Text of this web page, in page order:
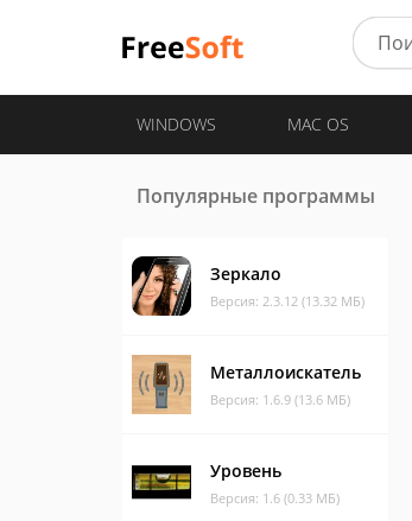
WINDOWS MAC OS
Популярные программы
Зеркало
Версия: 2.3.12 (13.32 МБ)
Металлоискатель
Версия: 1.6.9 (13.6 МБ)
Уровень
Версия: 1.6 (0.33 МБ)